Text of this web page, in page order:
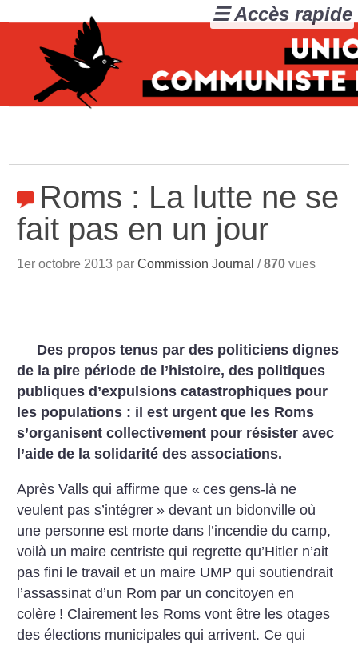
Roms : La lutte ne se
fait pas en un jour
1er octobre 2013 parCommission Journal /870 vues
Des propos tenus par des politiciens dignes
de la pire période de l’histoire, des politiques
publiques d’expulsions catastrophiques pour
les populations : il est urgent que les Roms
s’organisent collectivement pour résister avec
l’aide de la solidarité des associations.
Après Valls qui affirme que « ces gens-là ne
veulent pas s’intégrer » devant un bidonville où
une personne est morte dans l’incendie du camp,
voilà un maire centriste qui regrette qu’Hitler n’ait
pas fini le travail et un maire UMP qui soutiendrait
l’assassinat d’un Rom par un concitoyen en
colère ! Clairement les Roms vont être les otages
des élections municipales qui arrivent. Ce qui
☰ Accès rapide